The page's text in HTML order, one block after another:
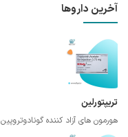
آخرین داروها
تریپتورلین
هورمون های آزاد کننده گونادوتروپین